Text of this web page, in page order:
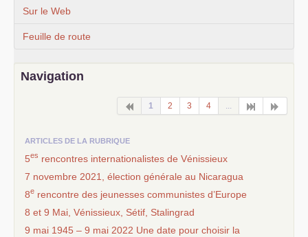
Sur le Web
Feuille de route
Navigation
1 2 3 4
ARTICLES DE LA RUBRIQUE
5es rencontres internationalistes de Vénissieux
7 novembre 2021, élection générale au Nicaragua
8e rencontre des jeunesses communistes d’Europe
8 et 9 Mai, Vénissieux, Sétif, Stalingrad
9 mai 1945 – 9 mai 2022 Une date pour choisir la